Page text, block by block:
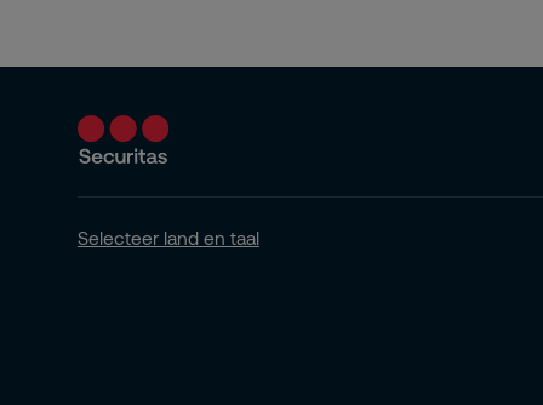
Selecteer land en taal